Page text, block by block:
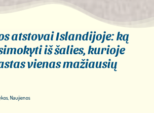
atstovai Islandijoje: ką
iš šalies, kurioje
vienas mažiausių
,Naujienos